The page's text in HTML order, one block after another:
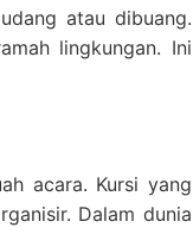
atau dibuang.
lingkungan. Ini
acara. Kursi yang
Dalam dunia